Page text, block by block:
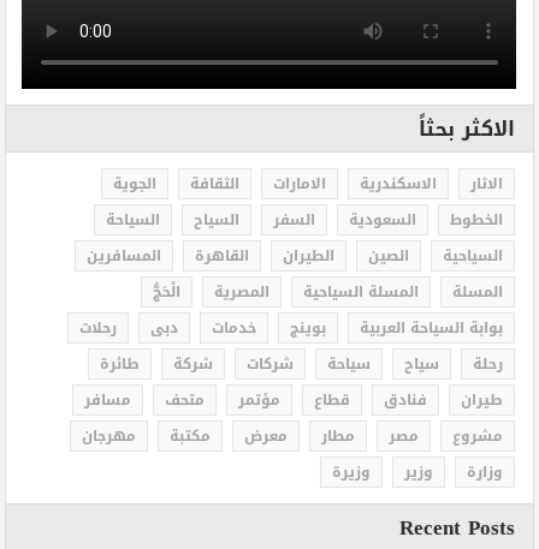
الاكثر بحثاً
الاثار الاسكندرية الامارات الثقافة
الجوية
الخطوط
السعودية السفر السياح
السياحة
السياحية
الصين الطيران القاهرة
المسافرين
المسلة
المسلة السياحية المصرية
الْحَجُّ
بوابة السياحة العربية
بوينج خدمات دبى
رحلات
رحلة
سياح سياحة شركات شركة
طائرة
طيران
فنادق قطاع مؤتمر متحف
مسافر
مشروع
مصر مطار معرض مكتبة
مهرجان
وزارة
وزير وزيرة
Recent Posts